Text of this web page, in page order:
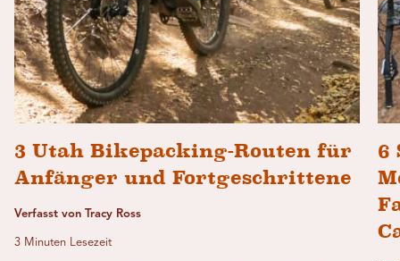
3 Utah Bikepacking-Routen für
Anfänger und Fortgeschrittene
Verfasst von Tracy Ross
3 Minuten Lesezeit
6